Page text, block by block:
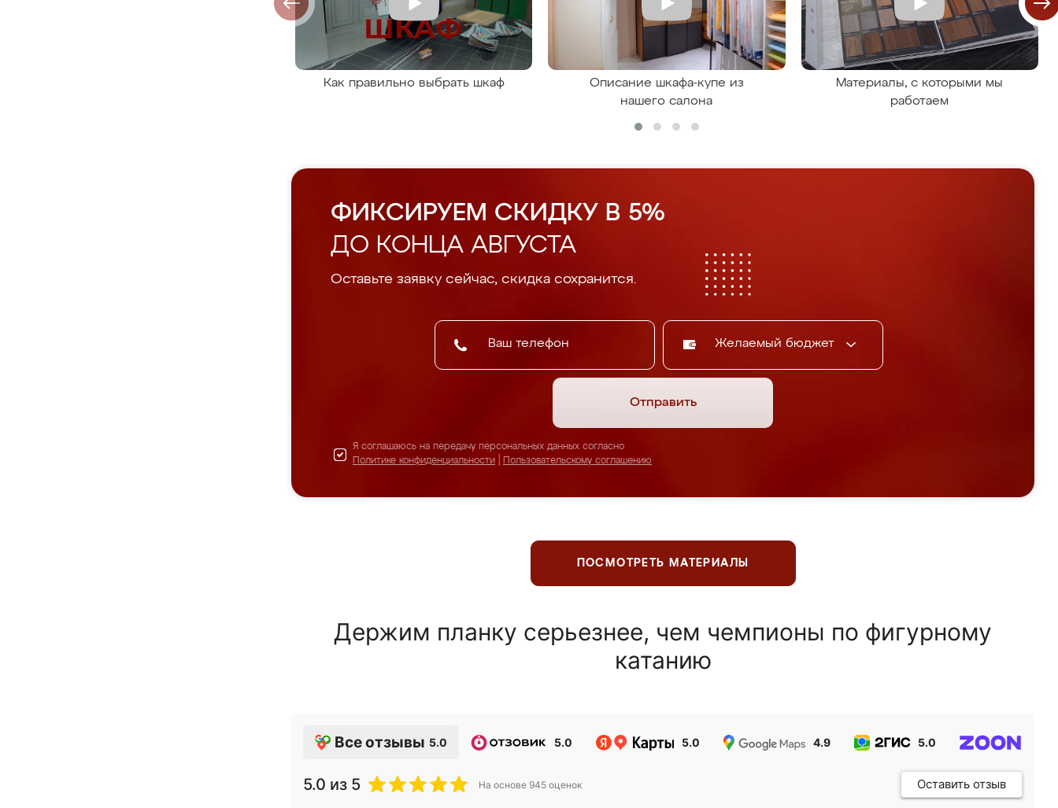
Как правильно выбрать шкаф
Описание шкафа-купе из
нашего салона
Материалы, с которыми мы
работаем
ФИКСИРУЕМ СКИДКУ В 5%
ДО КОНЦА АВГУСТА
Оставьте заявку сейчас, скидка сохранится.
Желаемый бюджет
Отправить
Я соглашаюсь на передачу персональных данных согласно
Политике конфиденциальности
Пользовательскому соглашению
ПОСМОТРЕТЬ МАТЕРИАЛЫ
Держим планку серьезнее, чем чемпионы по фигурному
катанию
Все отзывы 5.0 5.0 5.0 4.9 5.0
5.0 из 5 На основе 945 оценок Оставить отзыв